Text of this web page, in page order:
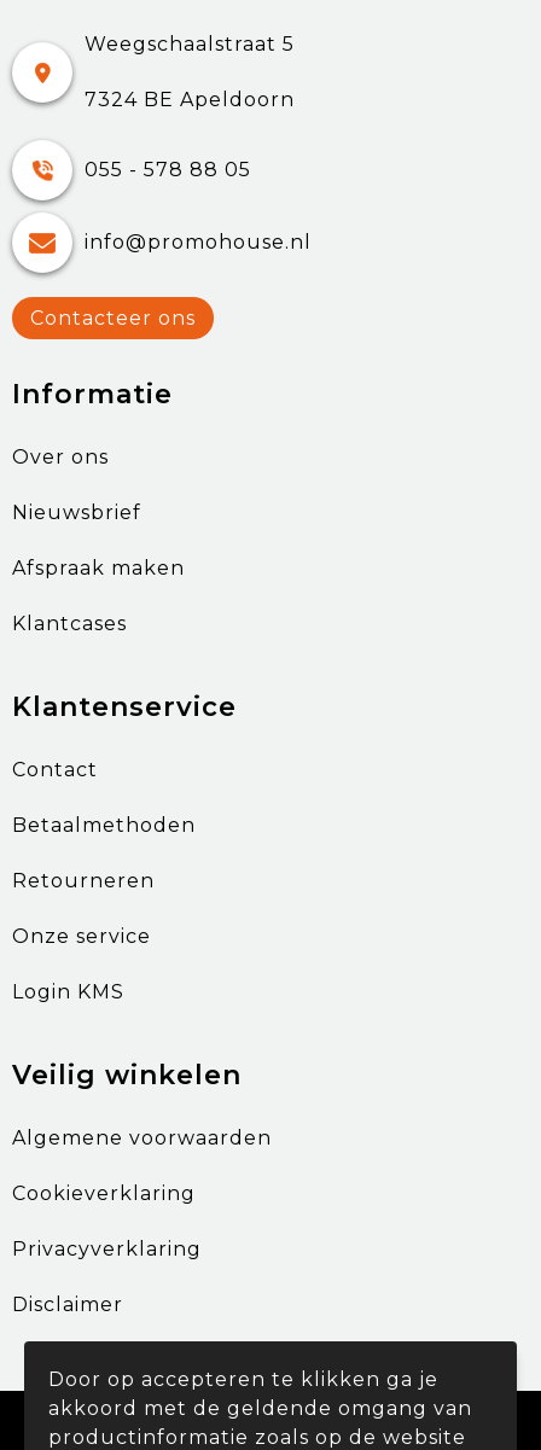
Weegschaalstraat 5
7324 BE Apeldoorn
055 - 578 88 05
info@promohouse.nl
Contacteer ons
Informatie
Over ons
Nieuwsbrief
Afspraak maken
Klantcases
Klantenservice
Contact
Betaalmethoden
Retourneren
Onze service
Login KMS
Veilig winkelen
Algemene voorwaarden
Cookieverklaring
Privacyverklaring
Disclaimer
© Copyright Promohouse 2024
Door op accepteren te klikken ga je
akkoord met de geldende omgang van
productinformatie zoals op de website